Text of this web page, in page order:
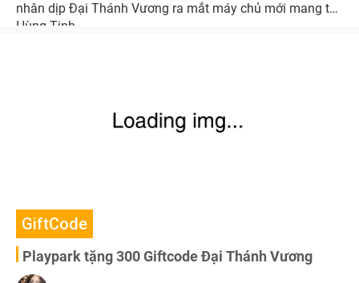
nhân dịp Đại Thánh Vương ra mắt máy chủ mới mang tên
Hùng Tinh.
GiftCode
Playpark tặng 300 Giftcode Đại Thánh Vương